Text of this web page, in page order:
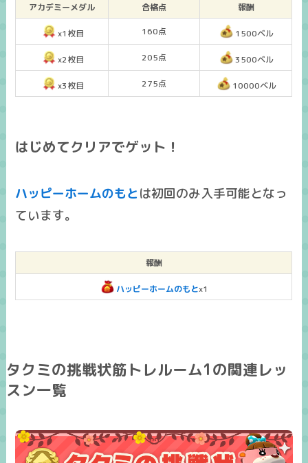
アカデミーメダル 合格点 報酬
x1枚目 160点 1500ベル
x2枚目 205点 3500ベル
x3枚目 275点 10000ベル
はじめてクリアでゲット！
ハッピーホームのもと は初回のみ入手可能となっ
ています。
報酬
ハッピーホームのもとx1
タクミの挑戦状筋トレルーム1の関連レッ
スン一覧